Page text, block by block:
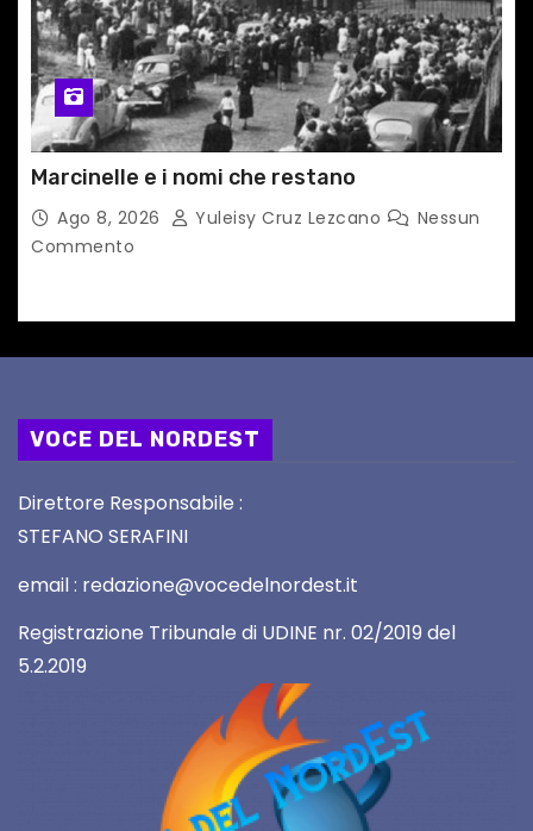
Marcinelle e i nomi che restano
Ago 8, 2026 Yuleisy Cruz Lezcano
Nessun
Commento
VOCE DEL NORDEST
Direttore Responsabile :
STEFANO SERAFINI
email : redazione@vocedelnordest.it
Registrazione Tribunale di UDINE nr. 02/2019 del
5.2.2019